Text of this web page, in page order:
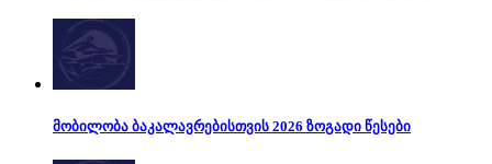
მობილობა ბაკალავრებისთვის 2026 ზოგადი წესები